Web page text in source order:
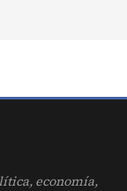
economía,